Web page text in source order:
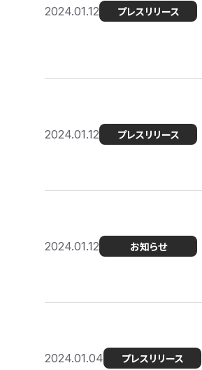
2024.01.12 プレスリリース
2024.01.12 プレスリリース
2024.01.12 お知らせ
2024.01.04 プレスリリース